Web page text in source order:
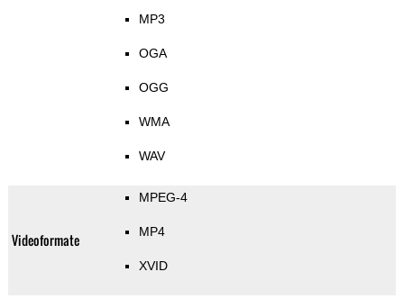
MP3
OGA
OGG
WMA
WAV
Videoformate
MPEG-4
MP4
XVID